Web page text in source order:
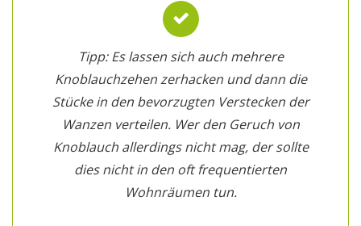
Tipp: Es lassen sich auch mehrere
Knoblauchzehen zerhacken und dann die
Stücke in den bevorzugten Verstecken der
Wanzen verteilen. Wer den Geruch von
Knoblauch allerdings nicht mag, der sollte
dies nicht in den oft frequentierten
Wohnräumen tun.